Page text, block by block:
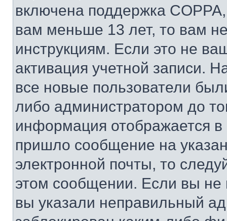
включена поддержка
вам меньше 13 лет, то вам
инструкциям. Если это не
активация учетной записи.
все новые пользователи
либо администратором до
информация отображается
пришло сообщение на
электронной почты, то
этом сообщении. Если вы
вы указали неправильный